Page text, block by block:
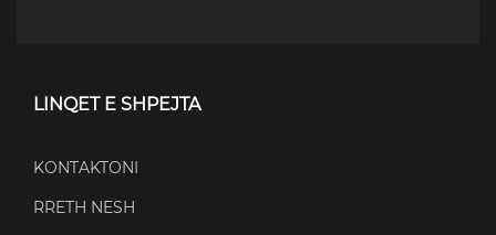
LINQET E SHPEJTA
KONTAKTONI
RRETH NESH